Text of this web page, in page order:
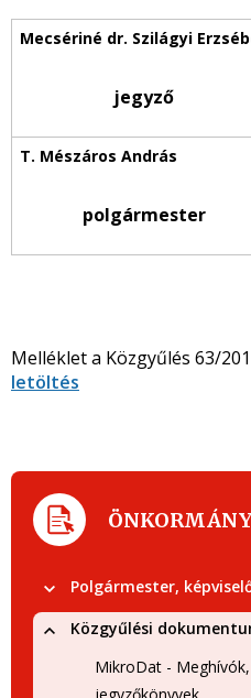
jegyző
polgármester
Melléklet a Közgyűlés 63/
letöltés
Polgármester,
Közgyűlési
MikroDat -